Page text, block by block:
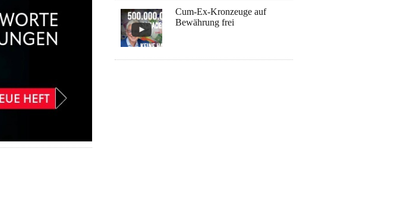
Cum-Ex-Kronzeuge auf
Bewährung frei